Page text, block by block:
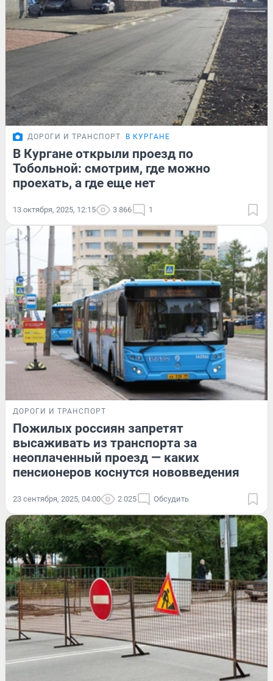
ДОРОГИ И ТРАНСПОРТ В КУРГАНЕ
В Кургане открыли проезд по
Тобольной: смотрим, где можно
проехать, а где еще нет
13 октября, 2025, 12:15 3 866 1
ДОРОГИ И ТРАНСПОРТ
Пожилых россиян запретят
высаживать из транспорта за
неоплаченный проезд — каких
пенсионеров коснутся нововведения
23 сентября, 2025, 04:00 2 025 Обсудить